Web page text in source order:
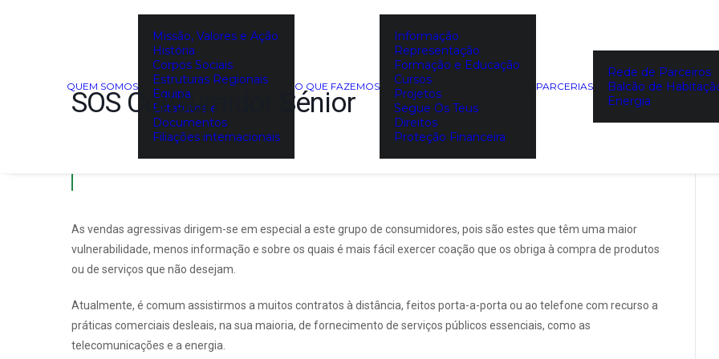
QUEM SOMOS
Missão, Valores e Ação
História
Corpos Sociais
Estruturas Regionais
Equipa
Estatutos e
Documentos
Filiações internacionais
O QUE FAZEMOS
Informação
Representação
Formação e Educação
Cursos
Projetos
Segue Os Teus
Direitos
Proteção Financeira
PARCERIAS
Rede de Parceiros
Balcão de
Energia
Sessão Informativa | SOS Consumidor Sénior
SOS Consumidor Sénior
As vendas agressivas dirigem-se em especial a este grupo de consumidores, pois são estes que têm uma maior
vulnerabilidade, menos informação e sobre os quais é mais fácil exercer coação que os obriga à compra de produtos
ou de serviços que não desejam.
Atualmente, é comum assistirmos a muitos contratos à distância, feitos porta-a-porta ou ao telefone com recurso a
práticas comerciais desleais, na sua maioria, de fornecimento de serviços públicos essenciais, como as
telecomunicações e a energia.